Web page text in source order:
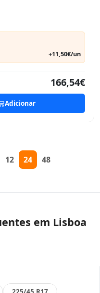
+11,50€/un
166,54€
Adicionar
12 24 48
em Lisboa